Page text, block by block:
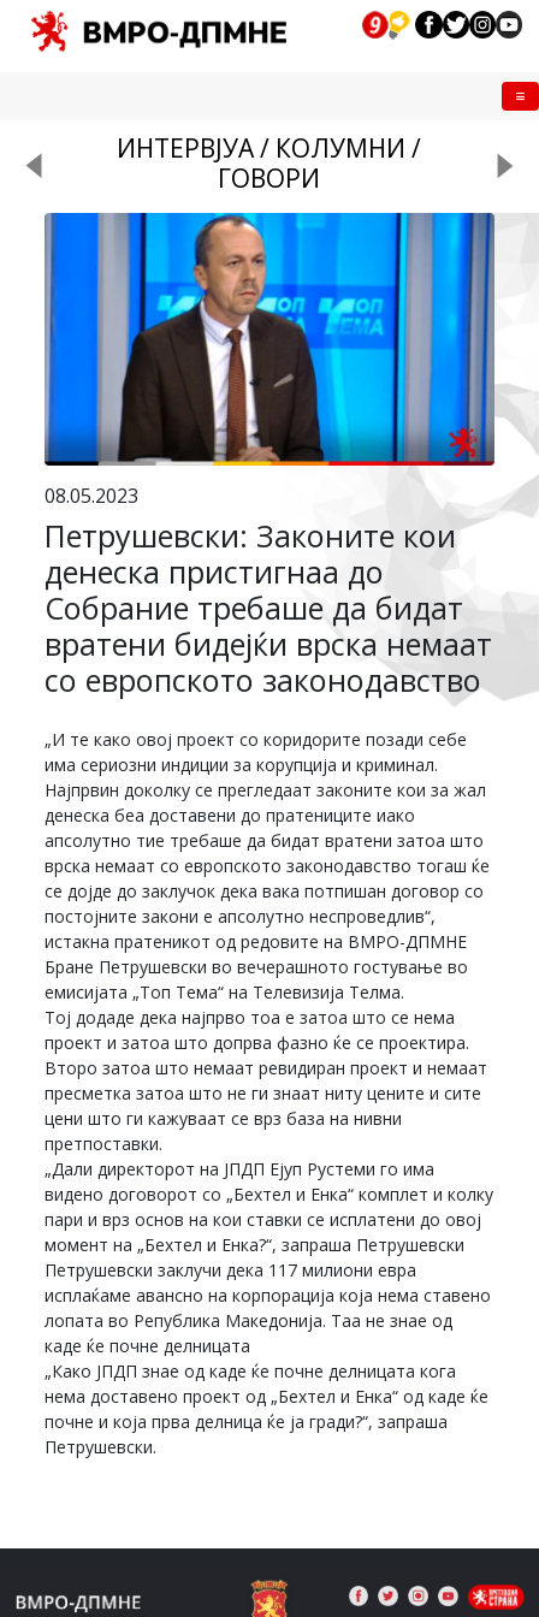
ИНТЕРВЈУА / КОЛУМНИ /
ГОВОРИ
08.05.2023
Петрушевски: Законите кои
денеска пристигнаа до
Собрание требаше да бидат
вратени бидејќи врска немаат
со европското законодавство
„И те како овој проект со коридорите позади себе
има сериозни индиции за корупција и криминал.
Најпрвин доколку се прегледаат законите кои за жал
денеска беа доставени до пратениците иако
апсолутно тие требаше да бидат вратени затоа што
врска немаат со европското законодавство тогаш ќе
се дојде до заклучок дека вака потпишан договор со
постојните закони е апсолутно неспроведлив“,
истакна пратеникот од редовите на ВМРО-ДПМНЕ
Бране Петрушевски во вечерашното гостување во
емисијата „Топ Тема“ на Телевизија Телма.
Тој додаде дека најпрво тоа е затоа што се нема
проект и затоа што допрва фазно ќе се проектира.
Второ затоа што немаат ревидиран проект и немаат
пресметка затоа што не ги знаат ниту цените и сите
цени што ги кажуваат се врз база на нивни
претпоставки.
„Дали директорот на ЈПДП Ејуп Рустеми го има
видено договорот со „Бехтел и Енка“ комплет и колку
пари и врз основ на кои ставки се исплатени до овој
момент на „Бехтел и Енка?“, запраша Петрушевски
Петрушевски заклучи дека 117 милиони евра
исплаќаме авансно на корпорација која нема ставено
лопата во Република Македонија. Таа не знае од
каде ќе почне делницата
„Како ЈПДП знае од каде ќе почне делницата кога
нема доставено проект од „Бехтел и Енка“ од каде ќе
почне и која прва делница ќе ја гради?“, запраша
Петрушевски.